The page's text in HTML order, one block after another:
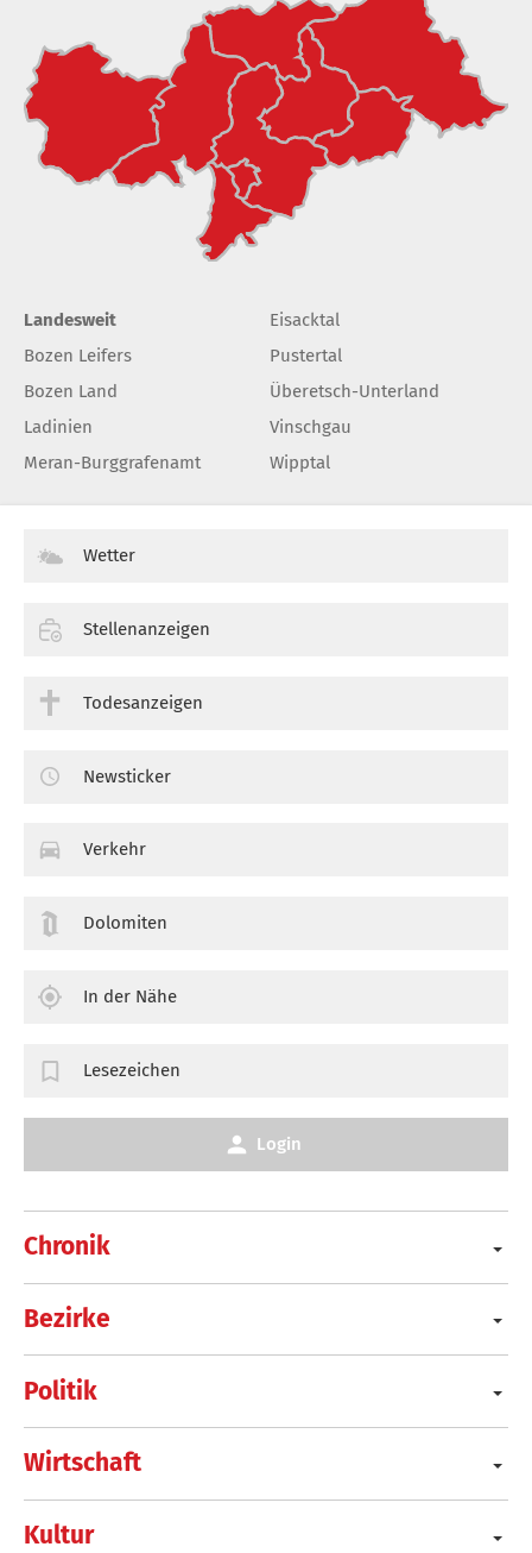
Landesweit
Bozen Leifers
Bozen Land
Ladinien
Meran-Burggrafenamt
Eisacktal
Pustertal
Überetsch-Unterland
Vinschgau
Wipptal
Chronik
Bezirke
Politik
Wirtschaft
Kultur
Wetter
Stellenanzeigen
Todesanzeigen
Newsticker
Verkehr
Dolomiten
In der Nähe
Lesezeichen
Login